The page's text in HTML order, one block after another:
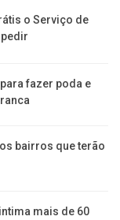
o Serviço de
fazer poda e
bairros que terão
mais de 60